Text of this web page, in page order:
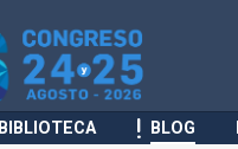
BIBLIOTECA BLOG